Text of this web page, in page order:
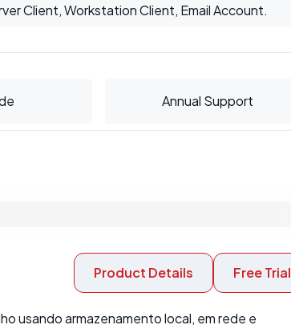
Client, Workstation Client, Email Account.
Annual Support
Product Details Free Trial
usando armazenamento local, em rede e